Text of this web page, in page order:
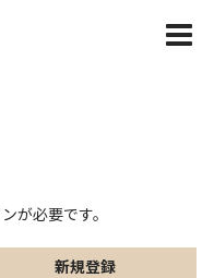
が必要です。
新規登録